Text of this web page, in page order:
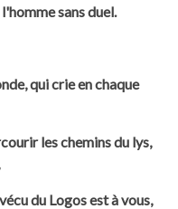
sans duel.
qui crie en chaque
les chemins du lys,
du Logos est à vous,